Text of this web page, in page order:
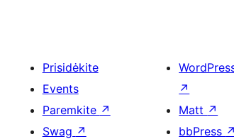
Prisidėkite
Events
Paremkite ↗
Swag ↗
↗
Matt ↗
bbPress ↗